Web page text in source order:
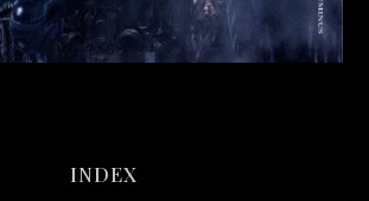
INDEX